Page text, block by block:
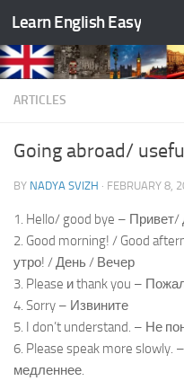
Skip to content
Learn English Easy
ARTICLES
Going abroad/
BY NADYA SVIZH · FEBRUARY 8,
1. Hello/ good bye – Привет/
2. Good morning! / Good
утро! / День / Вечер
3. Please и thank you –
4. Sorry – Извините
5. I don’t understand. – Не
6. Please speak more slowly.
медленнее.